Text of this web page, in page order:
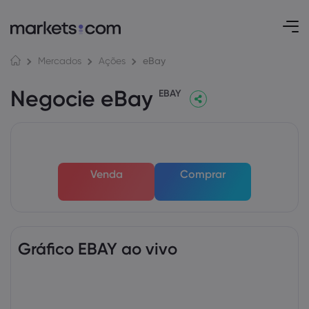
Mercados Ações eBay
Negocie eBay EBAY
Venda Comprar
Gráfico EBAY ao vivo